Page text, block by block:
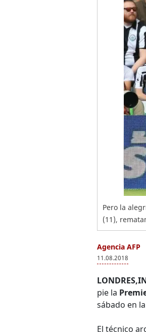
Pero la
(11),
Agencia AFP
11.08.2018
pie la
sábado en
El técnico